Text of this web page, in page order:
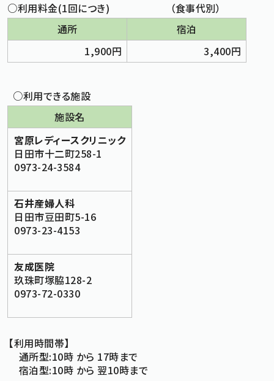
○利用料金(1回につき) （食事代別）
通所
宿泊
1,900円
3,400円
○利用できる施設
施設名
宮原レディースクリニック
日田市十二町258-1
0973-24-3584
石井産婦人科
日田市豆田町5-16
0973-23-4153
友成医院
玖珠町塚脇128-2
0973-72-0330
【利用時間帯】
通所型:10時 から 17時まで
宿泊型:10時 から 翌10時まで